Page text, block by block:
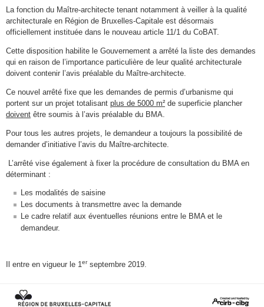
La fonction du Maître-architecte tenant notamment à veiller à la qualité
architecturale en Région de Bruxelles-Capitale est désormais
officiellement instituée dans le nouveau article 11/1 du CoBAT.
Cette disposition habilite le Gouvernement a arrêté la liste des demandes
qui en raison de l’importance particulière de leur qualité architecturale
doivent contenir l’avis préalable du Maître-architecte.
Ce nouvel arrêté fixe que les demandes de permis d’urbanisme qui
portent sur un projet totalisant plus de 5000 m² de superficie plancher
doivent être soumis à l’avis préalable du BMA.
Pour tous les autres projets, le demandeur a toujours la possibilité de
demander d’initiative l’avis du Maître-architecte.
L’arrêté vise également à fixer la procédure de consultation du BMA en
déterminant :
Les modalités de saisine
Les documents à transmettre avec la demande
Le cadre relatif aux éventuelles réunions entre le BMA et le
demandeur.
Il entre en vigueur le 1erseptembre 2019.